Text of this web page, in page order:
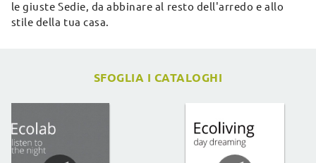
le giuste Sedie, da abbinare al resto dell'arredo e allo
stile della tua casa.
SFOGLIA I CATALOGHI